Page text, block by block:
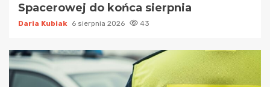
Spacerowej do końca sierpnia
Daria Kubiak 6 sierpnia 2026 43